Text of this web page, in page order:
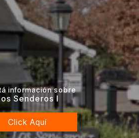
información sobre
Senderos I
Click Aquí